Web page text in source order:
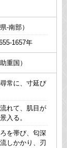
-南部）
1657年
重国）
常に、寸延び
れて、肌目が
入る。
を帯び、匂深
しかかり、刃